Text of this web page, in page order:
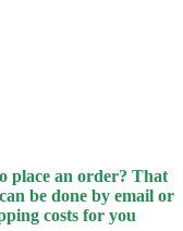
place an order? That
be done by email or
costs for you